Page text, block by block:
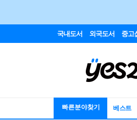
국내도서 외국도서 중고
빠른분야찾기 베스트